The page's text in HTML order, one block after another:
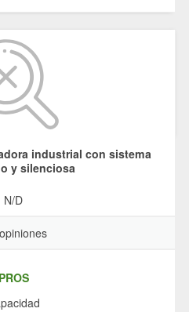
industrial con sistema
y silenciosa
N/D
PROS